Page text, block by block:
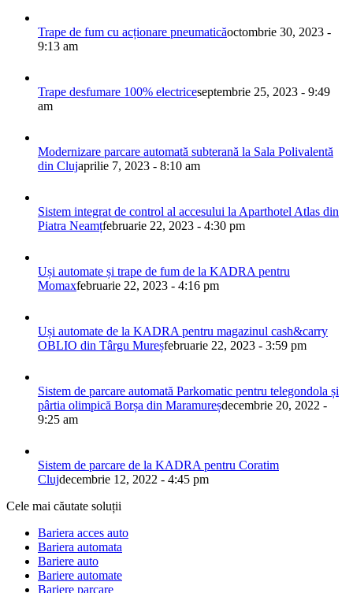
Trape de fum cu acționare pneumaticăoctombrie 30, 2023 -
9:13 am
Trape desfumare 100% electriceseptembrie 25, 2023 - 9:49
am
Modernizare parcare automată subterană la Sala Polivalentă
din Clujaprilie 7, 2023 - 8:10 am
Sistem integrat de control al accesului la Aparthotel Atlas din
Piatra Neamțfebruarie 22, 2023 - 4:30 pm
Uși automate și trape de fum de la KADRA pentru
Momaxfebruarie 22, 2023 - 4:16 pm
Uși automate de la KADRA pentru magazinul cash&carry
OBLIO din Târgu Mureșfebruarie 22, 2023 - 3:59 pm
Sistem de parcare automată Parkomatic pentru telegondola și
pârtia olimpică Borșa din Maramureșdecembrie 20, 2022 -
9:25 am
Sistem de parcare de la KADRA pentru Coratim
Clujdecembrie 12, 2022 - 4:45 pm
Cele mai căutate soluții
Bariera acces auto
Bariera automata
Bariere auto
Bariere automate
Bariere parcare